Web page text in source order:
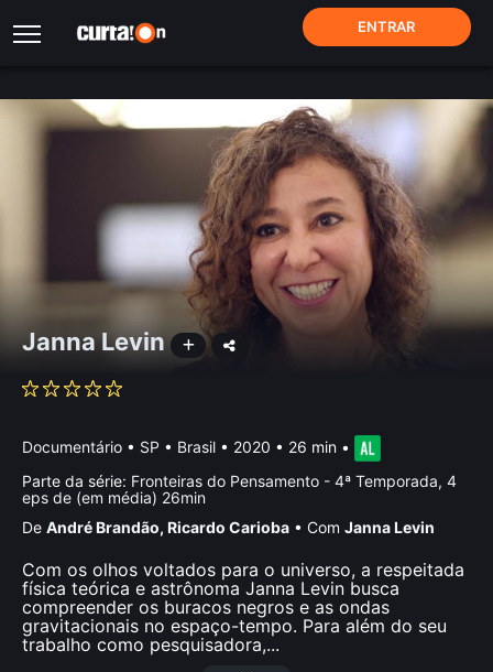
ENTRAR
Janna Levin
Documentário • SP • Brasil • 2020 • 26 min •
Parte da série: Fronteiras do Pensamento - 4ª Temporada, 4
eps de (em média) 26min
De André Brandão, Ricardo Carioba • Com Janna Levin
Com os olhos voltados para o universo, a respeitada
física teórica e astrônoma Janna Levin busca
compreender os buracos negros e as ondas
gravitacionais no espaço-tempo. Para além do seu
trabalho como pesquisadora,...